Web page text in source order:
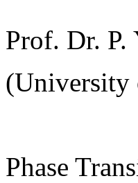
Prof. Dr. P.
(University
Phase